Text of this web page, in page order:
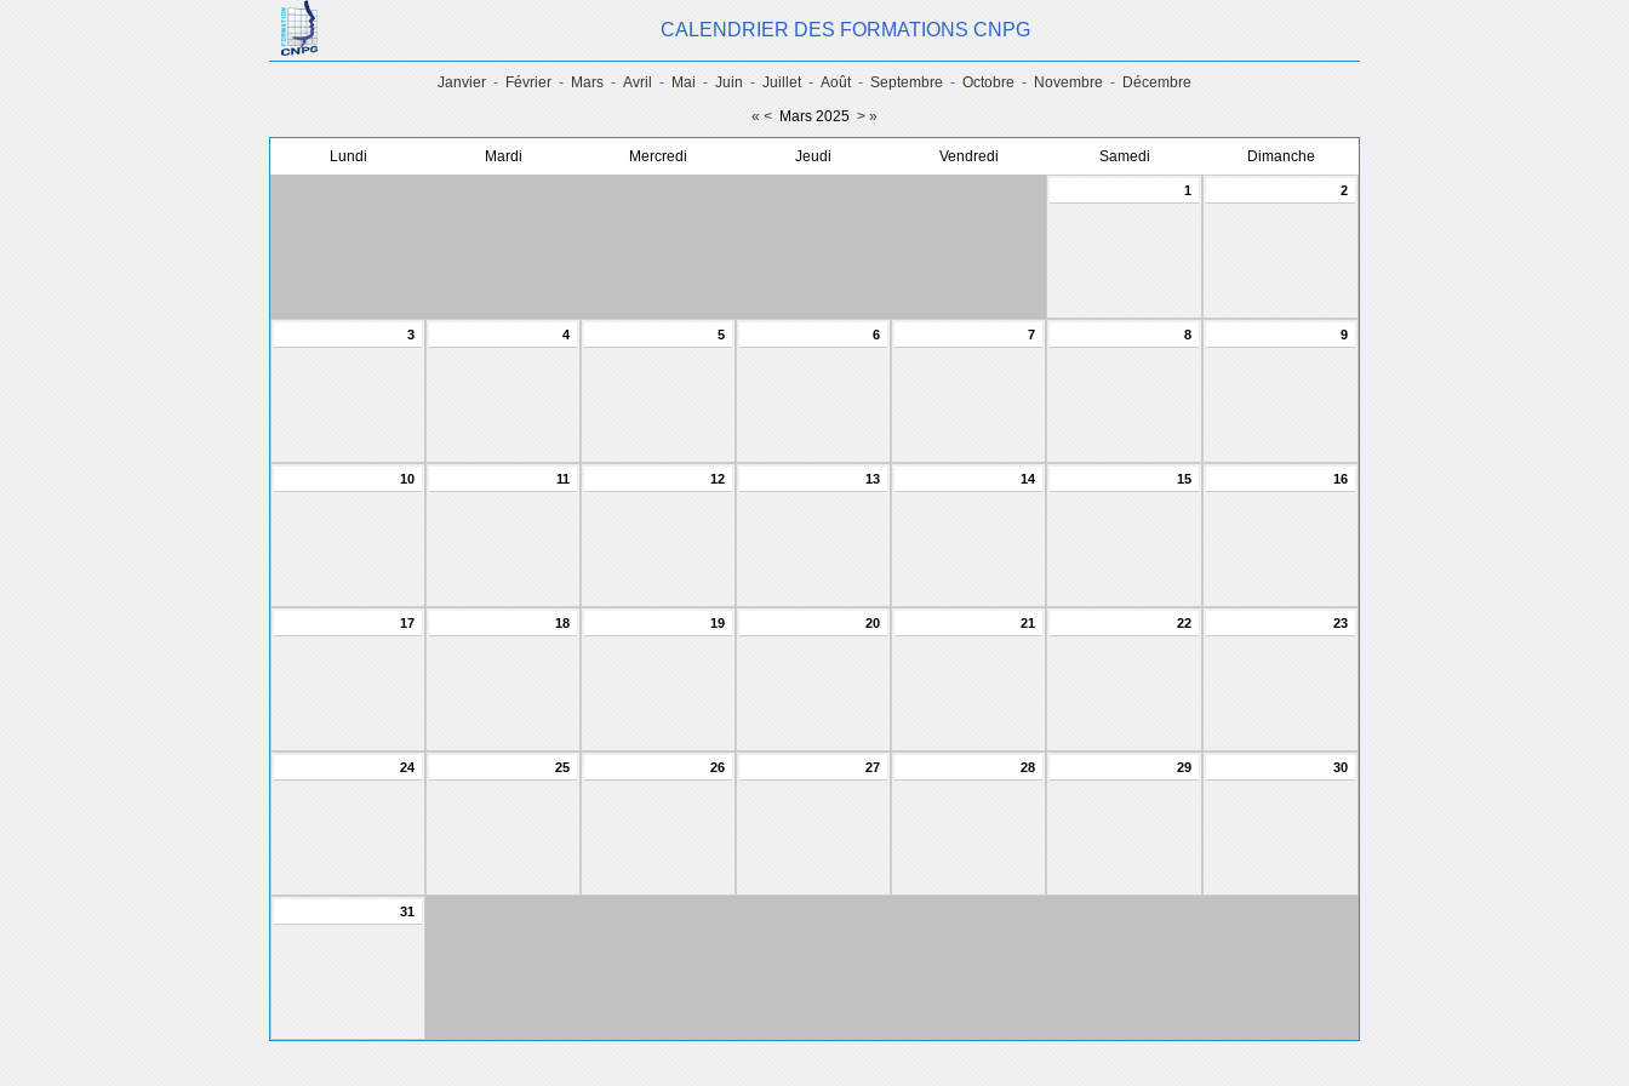
CALENDRIER DES FORMATIONS CNPG
Janvier - Février - Mars - Avril - Mai - Juin - Juillet - Août - Septembre - Octobre - Novembre - Décembre
« < Mars 2025 > »
Lundi Mardi Mercredi Jeudi Vendredi Samedi Dimanche
1 2
3 4 5 6 7 8 9
10 11 12 13 14 15 16
17 18 19 20 21 22 23
24 25 26 27 28 29 30
31